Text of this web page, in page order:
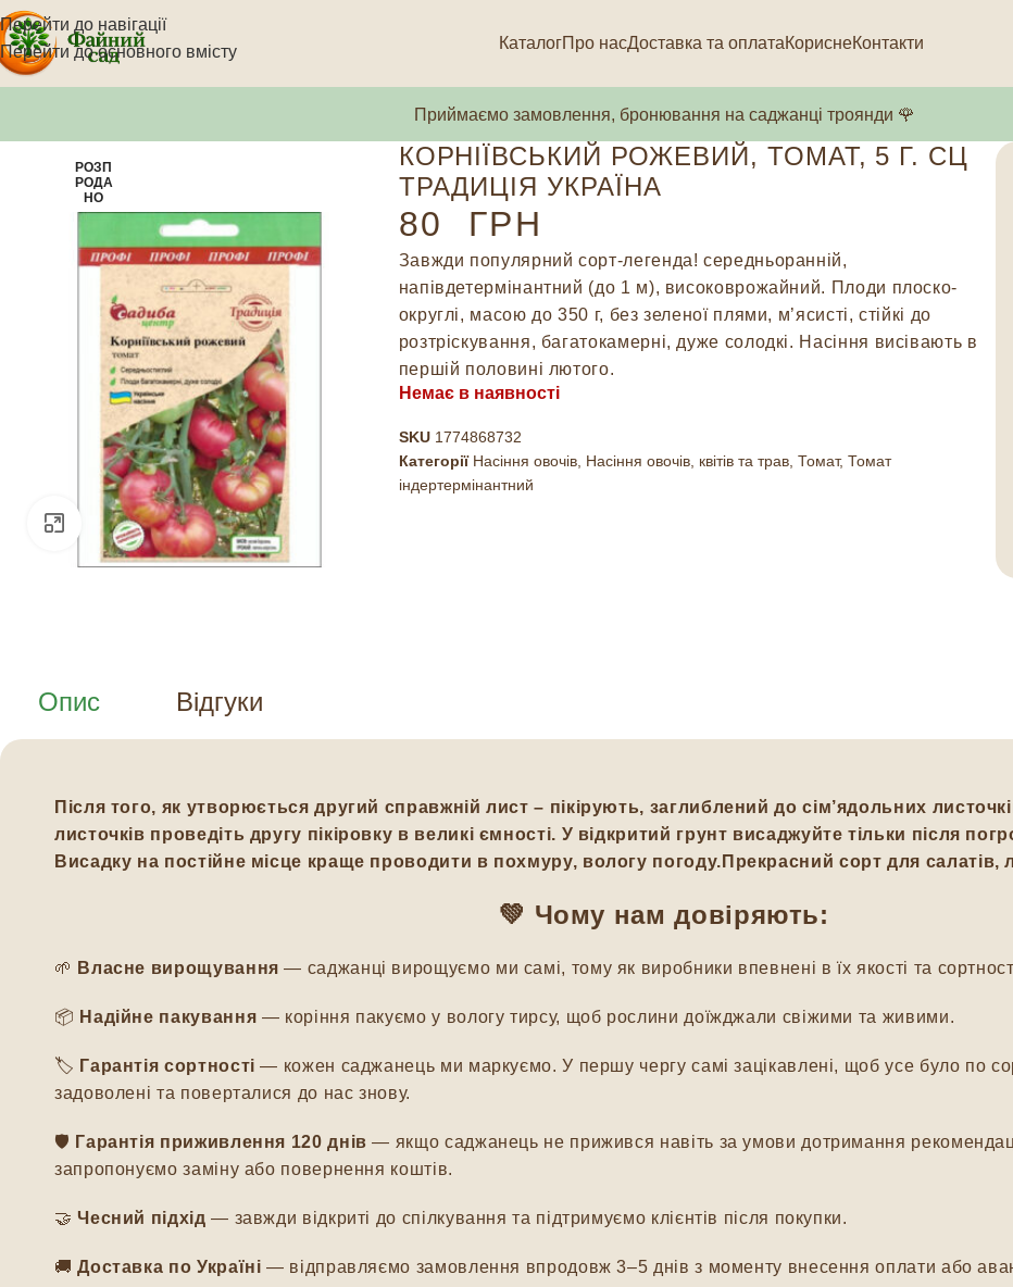
Перейти до навігації
Перейти до основного вмісту
КаталогПро насДоставка та оплатаКориснеКонтакти
Приймаємо замовлення, бронювання на саджанці троянди 🌹
РОЗП
РОДА
НО
Натисніть, щоб збільшити
КОРНІЇВСЬКИЙ РОЖЕВИЙ, ТОМАТ, 5 Г. СЦ
ТРАДИЦІЯ УКРАЇНА
80 ГРН
Завжди популярний сорт-легенда! середньоранній,
напівдетермінантний (до 1 м), високоврожайний. Плоди плоско-
округлі, масою до 350 г, без зеленої плями, м’ясисті, стійкі до
розтріскування, багатокамерні, дуже солодкі. Насіння висівають в
першій половині лютого.
Немає в наявності
SKU 1774868732
Категорії Насіння овочів, Насіння овочів, квітів та трав, Томат, Томат
індертермінантний
Опис Відгуки
Після того, як утворюється другий справжній лист – пікірують, заглиблений до сім’ядольних
листочків проведіть другу пікіровку в великі ємності. У відкритий грунт висаджуйте тільки після
Висадку на постійне місце краще проводити в похмуру, вологу погоду. Прекрасний сорт для салатів,
💚 Чому нам довіряють:
🌱 Власне вирощування — саджанці вирощуємо ми самі, тому як виробники впевнені в їх якості та
📦 Надійне пакування — коріння пакуємо у вологу тирсу, щоб рослини доїжджали свіжими та живими.
🏷️ Гарантія сортності — кожен саджанець ми маркуємо. У першу чергу самі зацікавлені, щоб усе було по
задоволені та поверталися до нас знову.
🛡️ Гарантія приживлення 120 днів — якщо саджанець не прижився навіть за умови дотримання
запропонуємо заміну або повернення коштів.
🤝Чесний підхід — завжди відкриті до спілкування та підтримуємо клієнтів після покупки.
🚚Доставка по Україні — відправляємо замовлення впродовж 3–5 днів з моменту внесення оплати або